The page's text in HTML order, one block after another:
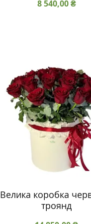
Ціна
8 540,00 ₴
Велика коробка
троянд